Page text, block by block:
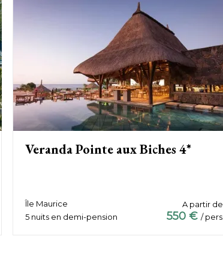
Veranda Pointe aux Biches 4*
Île Maurice
5 nuits en demi-pension
A partir de
550 € / pers.